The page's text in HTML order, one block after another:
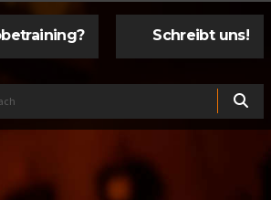
Schreibt uns!